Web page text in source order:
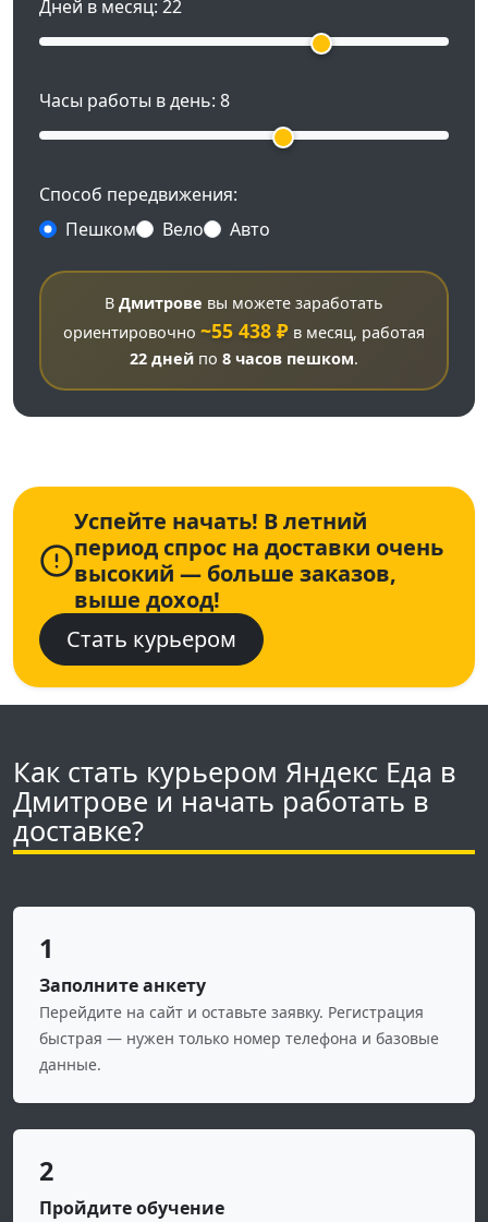
Дней в месяц: 22
Часы работы в день: 8
Способ передвижения:
Пешком
Вело Авто
В Дмитрове вы можете заработать
ориентировочно ~55 438 ₽ в месяц, работая
22 дней по 8 часов пешком.
Успейте начать! В летний
период спрос на доставки очень
высокий — больше заказов,
выше доход!
Стать курьером
Как стать курьером Яндекс Еда в
Дмитрове и начать работать в
доставке?
1
Заполните анкету
Перейдите на сайт и оставьте заявку. Регистрация
быстрая — нужен только номер телефона и базовые
данные.
2
Пройдите обучение